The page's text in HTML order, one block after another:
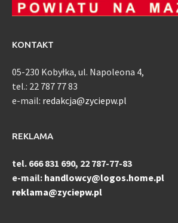
KONTAKT
05-230 Kobyłka, ul. Napoleona 4,
tel.: 22 787 77 83
e-mail: redakcja@zyciepw.pl
REKLAMA
tel. 666 831 690, 22 787-77-83
e-mail: handlowcy@logos.home.pl
reklama@zyciepw.pl